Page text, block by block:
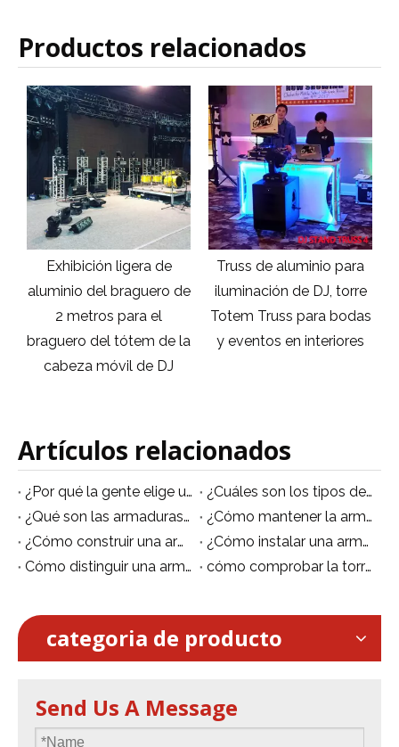
Productos relacionados
Exhibición ligera de
del braguero de
2 metros para el
del tótem de la
cabeza móvil de DJ
Truss de aluminio para
iluminación de DJ, torre
Totem Truss para bodas
y eventos en interiores
Artículos relacionados
¿Por qué la gente elige una armadura de aluminio en lugar de una armadura de hierro?
¿Cuáles son los tipos de truss de aluminio?
¿Qué son las armaduras de aluminio?
¿Cómo mantener la armadura de aluminio?
¿Cómo construir una armadura de aluminio?
¿Cómo instalar una armadura de aluminio?
Cómo distinguir una armadura de aluminio de alta calidad y de mala calidad
cómo comprobar la torre de andamio de aluminio correctamente de la manera correcta
categoria de producto
Send Us A Message